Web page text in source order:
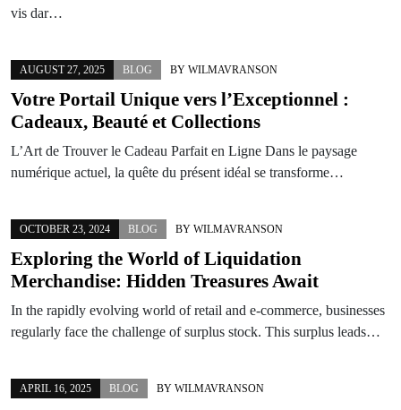
vis dar…
AUGUST 27, 2025 BLOG BY WILMAVRANSON
Votre Portail Unique vers l’Exceptionnel :
Cadeaux, Beauté et Collections
L’Art de Trouver le Cadeau Parfait en Ligne Dans le paysage
numérique actuel, la quête du présent idéal se transforme…
OCTOBER 23, 2024 BLOG BY WILMAVRANSON
Exploring the World of Liquidation
Merchandise: Hidden Treasures Await
In the rapidly evolving world of retail and e-commerce, businesses
regularly face the challenge of surplus stock. This surplus leads…
APRIL 16, 2025 BLOG BY WILMAVRANSON